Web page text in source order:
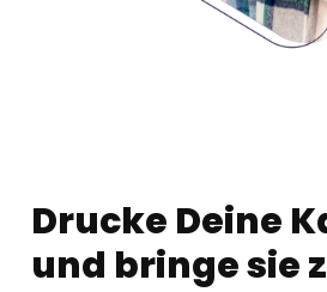
Drucke Deine
und bringe sie